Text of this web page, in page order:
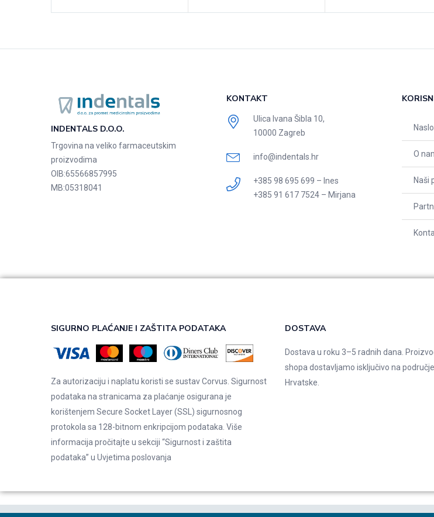
INDENTALS D.O.O.
Trgovina na veliko farmaceutskim
proizvodima
OIB:65566857995
MB:05318041
KONTAKT
Ulica Ivana Šibla 10,
10000 Zagreb
info@indentals.hr
+385 98 695 699 – Ines
+385 91 617 7524 – Mirjana
O
Naši
SIGURNO PLAĆANJE I ZAŠTITA PODATAKA
Za autorizaciju i naplatu koristi se sustav Corvus. Sigurnost
podataka na stranicama za plaćanje osigurana je
korištenjem Secure Socket Layer (SSL) sigurnosnog
protokola sa 128-bitnom enkripcijom podataka. Više
informacija pročitajte u sekciji “Sigurnost i zaštita
podataka” u Uvjetima poslovanja
DOSTAVA
Dostava u roku 3–5 radnih dana.
shopa dostavljamo isključivo na
Hrvatske.